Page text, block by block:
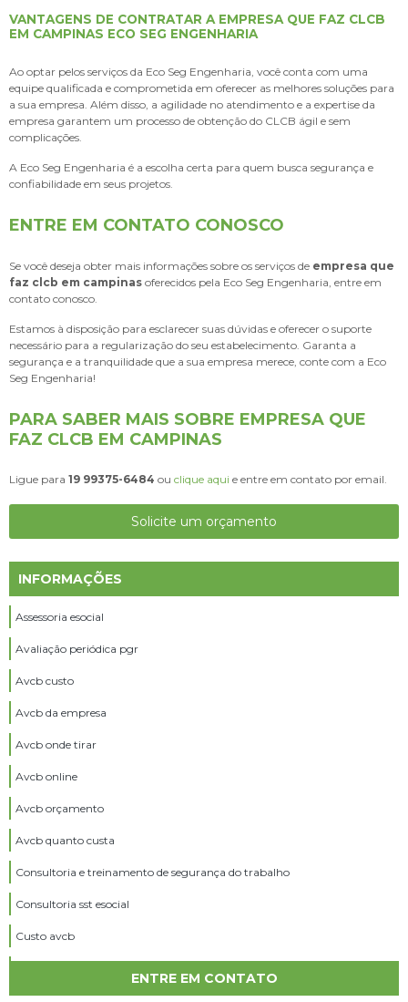
VANTAGENS DE CONTRATAR A EMPRESA QUE FAZ CLCB
EM CAMPINAS ECO SEG ENGENHARIA
Ao optar pelos serviços da Eco Seg Engenharia, você conta com uma
equipe qualificada e comprometida em oferecer as melhores soluções para
a sua empresa. Além disso, a agilidade no atendimento e a expertise da
empresa garantem um processo de obtenção do CLCB ágil e sem
complicações.
A Eco Seg Engenharia é a escolha certa para quem busca segurança e
confiabilidade em seus projetos.
ENTRE EM CONTATO CONOSCO
Se você deseja obter mais informações sobre os serviços de empresa que
faz clcb em campinas oferecidos pela Eco Seg Engenharia, entre em
contato conosco.
Estamos à disposição para esclarecer suas dúvidas e oferecer o suporte
necessário para a regularização do seu estabelecimento. Garanta a
segurança e a tranquilidade que a sua empresa merece, conte com a Eco
Seg Engenharia!
PARA SABER MAIS SOBRE EMPRESA QUE
FAZ CLCB EM CAMPINAS
Ligue para 19 99375-6484 ou clique aqui e entre em contato por email.
Solicite um orçamento
INFORMAÇÕES
Assessoria esocial
Avaliação periódica pgr
Avcb custo
Avcb da empresa
Avcb onde tirar
Avcb online
Avcb orçamento
Avcb quanto custa
Consultoria e treinamento de segurança do trabalho
Consultoria sst esocial
Custo avcb
ENTRE EM CONTATO